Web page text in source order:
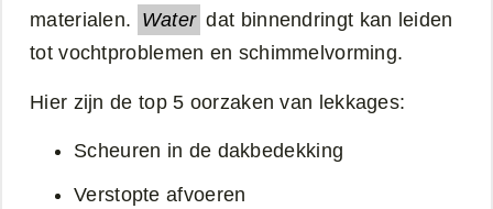
materialen. Water dat binnendringt kan leiden
tot vochtproblemen en schimmelvorming.
Hier zijn de top 5 oorzaken van lekkages:
Scheuren in de dakbedekking
Verstopte afvoeren